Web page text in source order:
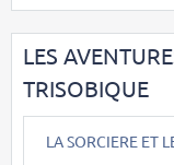
LES
TRISOBIQUE
LA SORCIERE ET